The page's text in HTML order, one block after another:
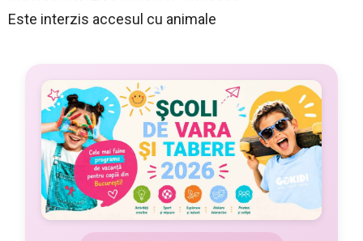
Este interzis accesul cu animale